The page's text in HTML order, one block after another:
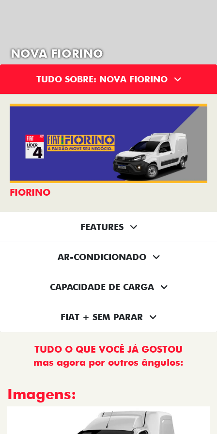
NOVA FIORINO
TUDO SOBRE: NOVA FIORINO
FIORINO
FEATURES
AR-CONDICIONADO
CAPACIDADE DE CARGA
FIAT + SEM PARAR
TUDO O QUE VOCÊ JÁ GOSTOU
mas agora por outros ângulos:
Imagens: